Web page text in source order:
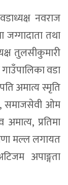
नवराज
जग्गादाता तथा
तुलसीकुमारी
वडा
अमात्य स्मृति
समाजसेवी ओम
प्रतिमा
मल्ल लगायत
अपाङ्गता